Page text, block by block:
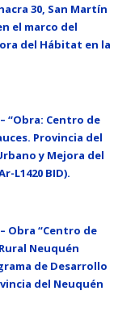
30, San Martín
el marco del
del Hábitat en la
“Obra: Centro de
Provincia del
y Mejora del
L1420 BID).
Obra “Centro de
Neuquén
de Desarrollo
del Neuquén